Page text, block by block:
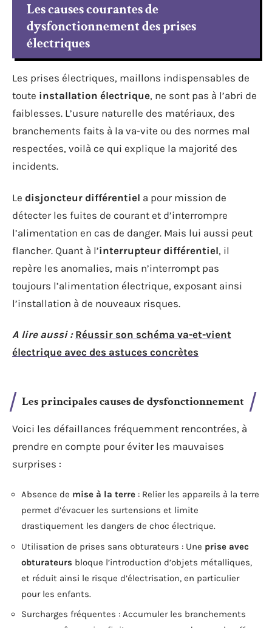
Les causes courantes de
dysfonctionnement des prises
électriques
Les prises électriques, maillons indispensables de
toute installation électrique, ne sont pas à l’abri de
faiblesses. L’usure naturelle des matériaux, des
branchements faits à la va-vite ou des normes mal
respectées, voilà ce qui explique la majorité des
incidents.
Le disjoncteur différentiel a pour mission de
détecter les fuites de courant et d’interrompre
l’alimentation en cas de danger. Mais lui aussi peut
flancher. Quant à l’interrupteur différentiel, il
repère les anomalies, mais n’interrompt pas
toujours l’alimentation électrique, exposant ainsi
l’installation à de nouveaux risques.
A lire aussi : Réussir son schéma va-et-vient
électrique avec des astuces concrètes
Les principales causes de dysfonctionnement
Voici les défaillances fréquemment rencontrées, à
prendre en compte pour éviter les mauvaises
surprises :
Absence de mise à la terre : Relier les appareils à la terre
permet d’évacuer les surtensions et limite
drastiquement les dangers de choc électrique.
Utilisation de prises sans obturateurs : Une prise avec
obturateurs bloque l’introduction d’objets métalliques,
et réduit ainsi le risque d’électrisation, en particulier
pour les enfants.
Surcharges fréquentes : Accumuler les branchements